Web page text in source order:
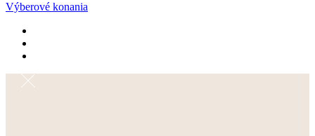
Výberové konania